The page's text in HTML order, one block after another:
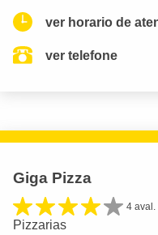
ver horario de
ver telefone
Giga Pizza
4 aval.
Pizzarias